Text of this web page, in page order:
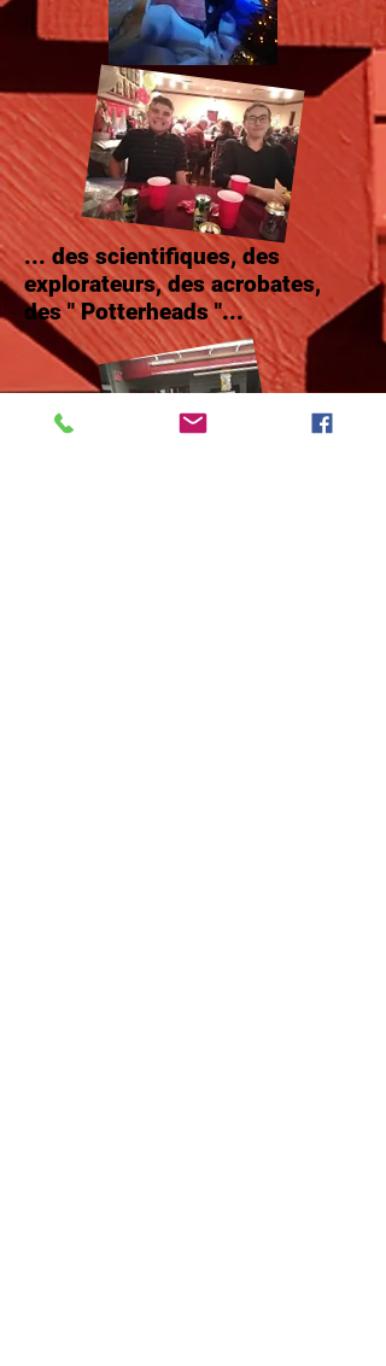
... des scientifiques, des
explorateurs, des acrobates,
des " Potterheads "...